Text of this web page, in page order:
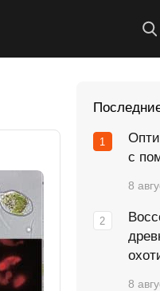
с
8
8